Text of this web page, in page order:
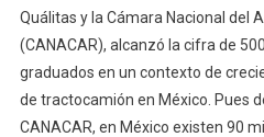
Quálitas y la Cámara Nacional del
(CANACAR), alcanzó la cifra de
graduados en un contexto de
de tractocamión en México. Pues
CANACAR, en México existen 90